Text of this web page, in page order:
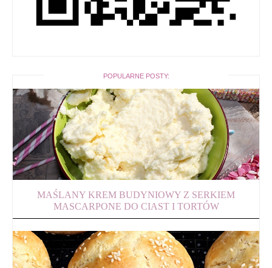
POPULARNE POSTY:
MAŚLANY KREM BUDYNIOWY Z SERKIEM
MASCARPONE DO CIAST I TORTÓW